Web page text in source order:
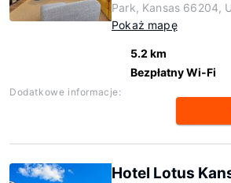
Park, Kansas 66204,
Pokaż mapę
5.2 km
Bezpłatny Wi-Fi
Dodatkowe informacje:
Hotel Lotus